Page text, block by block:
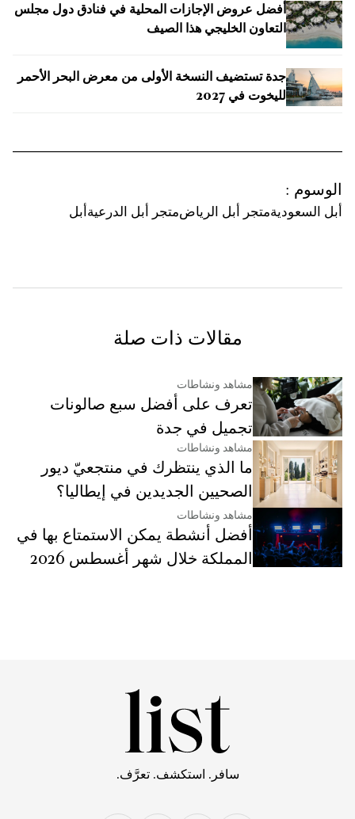
أفضل عروض الإجازات المحلية في فنادق دول مجلس
التعاون الخليجي هذا الصيف
جدة تستضيف النسخة الأولى من معرض البحر الأحمر
لليخوت في 2027
الوسوم :
أبل السعوديةمتجر أبل الرياضمتجر أبل الدرعية أبل
مقالات ذات صلة
مشاهد ونشاطات
تعرف على أفضل سبع صالونات
تجميل في جدة
مشاهد ونشاطات
ما الذي ينتظرك في منتجعيّ ديور
الصحيين الجديدين في إيطاليا؟
مشاهد ونشاطات
أفضل أنشطة يمكن الاستمتاع بها في
المملكة خلال شهر أغسطس 2026
سافر. استكشف. تعرَّف.